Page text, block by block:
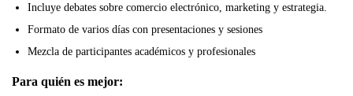
Incluye debates sobre comercio electrónico, marketing y estrategia.
Formato de varios días con presentaciones y sesiones
Mezcla de participantes académicos y profesionales
Para quién es mejor: